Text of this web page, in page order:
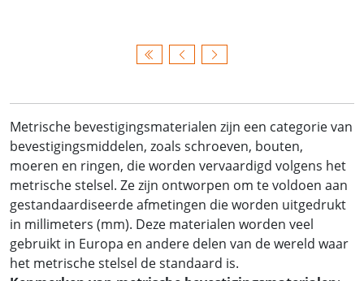
Metrische bevestigingsmaterialen zijn een categorie van
bevestigingsmiddelen, zoals schroeven, bouten,
moeren en ringen, die worden vervaardigd volgens het
metrische stelsel. Ze zijn ontworpen om te voldoen aan
gestandaardiseerde afmetingen die worden uitgedrukt
in millimeters (mm). Deze materialen worden veel
gebruikt in Europa en andere delen van de wereld waar
het metrische stelsel de standaard is.